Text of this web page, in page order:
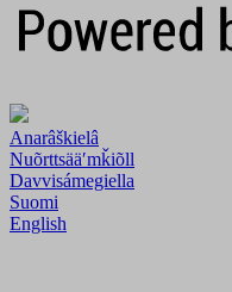
Anarâškielâ
Nuõrttsääʹmǩiõll
Davvisámegiella
Suomi
English